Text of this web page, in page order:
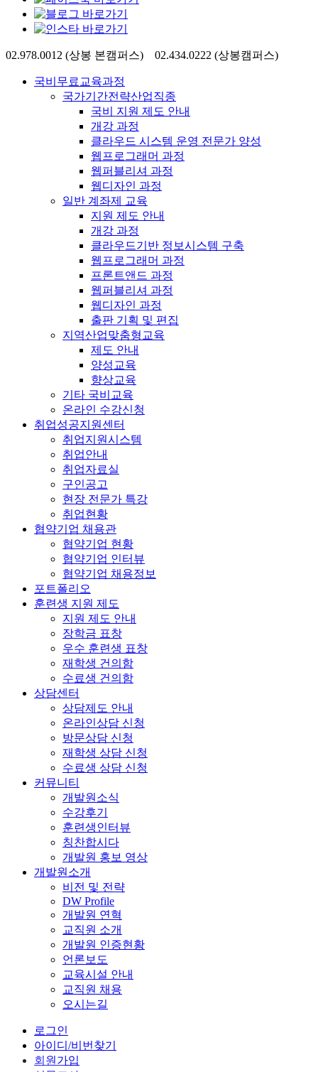
Close
02.978.0012 (상봉 본캠퍼스) 02.434.0222 (상봉캠퍼스)
국비무료교육과정
국가기간전략산업직종
국비 지원 제도 안내
개강 과정
클라우드 시스템 운영 전문가 양성
웹프로그래머 과정
웹퍼블리셔 과정
웹디자인 과정
일반 계좌제 교육
지원 제도 안내
개강 과정
클라우드기반 정보시스템 구축
웹프로그래머 과정
프론트앤드 과정
웹퍼블리셔 과정
웹디자인 과정
출판 기획 및 편집
지역산업맞춤형교육
제도 안내
양성교육
향상교육
기타 국비교육
온라인 수강신청
취업성공지원센터
취업지원시스템
취업안내
취업자료실
구인공고
현장 전문가 특강
취업현황
협약기업 채용관
협약기업 현황
협약기업 인터뷰
협약기업 채용정보
포트폴리오
훈련생 지원 제도
지원 제도 안내
장학금 표창
우수 훈련생 표창
재학생 건의함
수료생 건의함
상담센터
상담제도 안내
온라인상담 신청
방문상담 신청
재학생 상담 신청
수료생 상담 신청
커뮤니티
개발원소식
수강후기
훈련생인터뷰
칭찬합시다
개발원 홍보 영상
개발원소개
비전 및 전략
DW Profile
개발원 연혁
교직원 소개
개발원 인증현황
언론보도
교육시설 안내
교직원 채용
오시는길
로그인
아이디/비번찾기
회원가입